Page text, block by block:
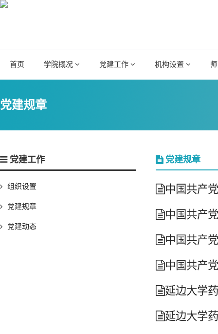
首页 学院概况 党建工作 机构设置
党建规章
党建工作
组织设置
党建规章
党建动态
党建规章
中国共产
中国共产
中国共产
中国共产
延边大学
延边大学